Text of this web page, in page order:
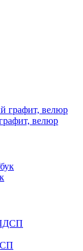
велюр